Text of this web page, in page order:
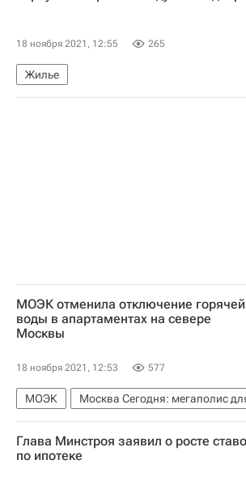
18 ноября 2021, 12:55 265
Жилье
Москва Сегодня: мегаполис для жизни
МОЭК отменила отключение горячей
воды в апартаментах на севере
Москвы
18 ноября 2021, 12:53 577
МОЭК
Москва Сегодня: мегаполис
Москва
Газпром энергохолдинг
Городское хозяйство Москвы
Глава Минстроя заявил о росте
по ипотеке